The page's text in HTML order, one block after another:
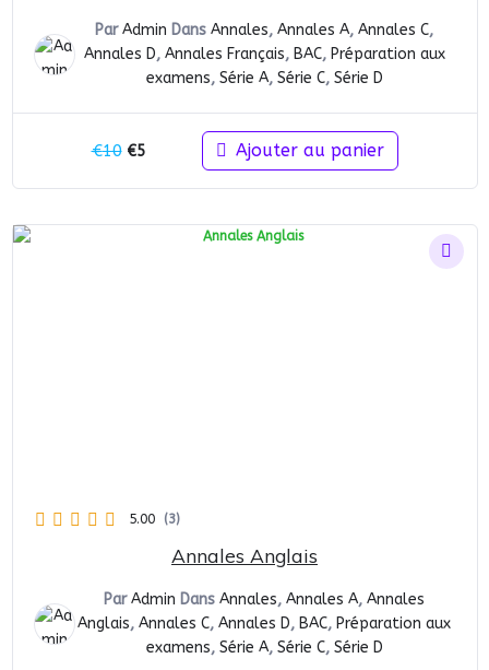
ParAdmin Dans Annales, Annales A, Annales C,
Annales D, Annales Français, BAC, Préparation aux
examens, Série A, Série C, Série D
€10 Le
était :
€5Le
est :
Ajouter au panier
5.00 (3)
Annales Anglais
ParAdmin Dans Annales, Annales A, Annales
Anglais, Annales C, Annales D, BAC, Préparation aux
examens, Série A, Série C, Série D